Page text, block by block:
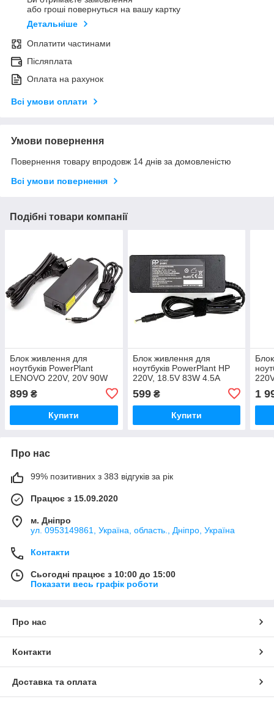
або гроші повернуться на вашу картку
Детальніше
Оплатити частинами
Післяплата
Оплата на рахунок
Всі умови оплати
Умови повернення
Повернення товару впродовж 14 днів за домовленістю
Всі умови повернення
Подібні товари компанії
Блок живлення для
ноутбуків PowerPlant
LENOVO 220V, 20V 90W
899 ₴
Купити
Блок живлення для
ноутбуків PowerPlant HP
220V, 18.5V 83W 4.5A
599₴
Купити
1
Про нас
99% позитивних з 383 відгуків за рік
Працює з 15.09.2020
м. Дніпро
ул. 0953149861, Україна, область., Дніпро, Україна
Контакти
Сьогодні працює з 10:00 до 15:00
Показати весь графік роботи
Про нас
Контакти
Доставка та оплата